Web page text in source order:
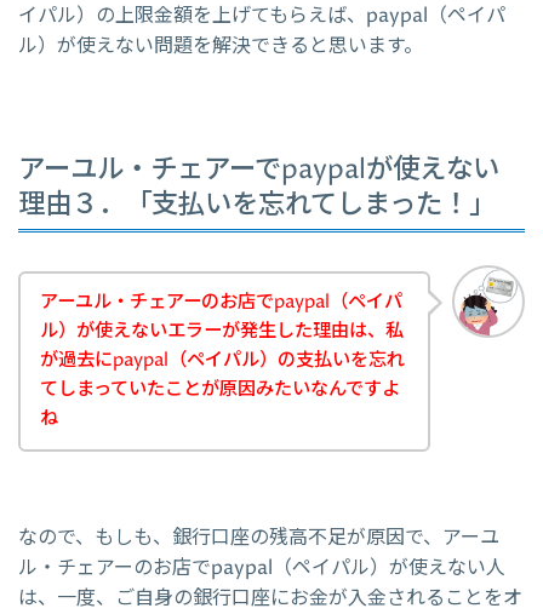
イパル）の上限金額を上げてもらえば、paypal（ペイパ
ル）が使えない問題を解決できると思います。
アーユル・チェアーでpaypalが使えない
理由３．「支払いを忘れてしまった！」
アーユル・チェアーのお店でpaypal（ペイパ
ル）が使えないエラーが発生した理由は、私
が過去にpaypal（ペイパル）の支払いを忘れ
てしまっていたことが原因みたいなんですよ
ね
なので、もしも、銀行口座の残高不足が原因で、アーユ
ル・チェアーのお店でpaypal（ペイパル）が使えない人
は、一度、ご自身の銀行口座にお金が入金されることをオ